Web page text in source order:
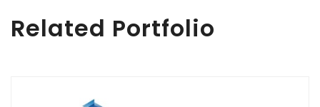
Related Portfolio